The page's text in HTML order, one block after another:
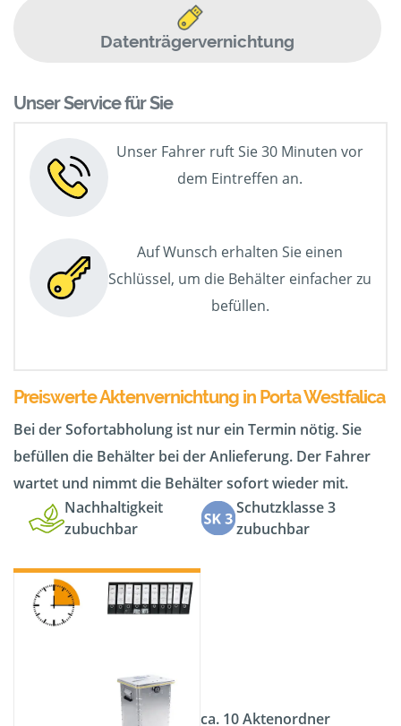
Datenträgervernichtung
Unser Service für Sie
Unser Fahrer ruft Sie 30 Minuten vor
dem Eintreffen an.
Auf Wunsch erhalten Sie einen
Schlüssel, um die Behälter einfacher zu
befüllen.
Preiswerte Aktenvernichtung in Porta Westfalica
Bei der Sofortabholung ist nur ein Termin nötig. Sie
befüllen die Behälter bei der Anlieferung. Der Fahrer
wartet und nimmt die Behälter sofort wieder mit.
Nachhaltigkeit
zubuchbar
Schutzklasse 3
zubuchbar
ca. 10 Aktenordner